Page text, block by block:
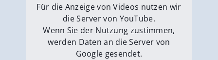
Für die Anzeige von Videos nutzen wir
die Server von YouTube.
Wenn Sie der Nutzung zustimmen,
werden Daten an die Server von
Google gesendet.